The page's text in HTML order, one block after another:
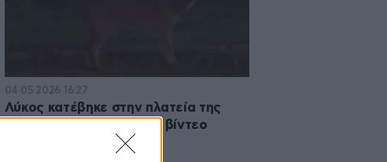
04·05·2026 16:27
Λύκος κατέβηκε στην πλατεία της
Βαρυμπόμπης – Δείτε το βίντεο